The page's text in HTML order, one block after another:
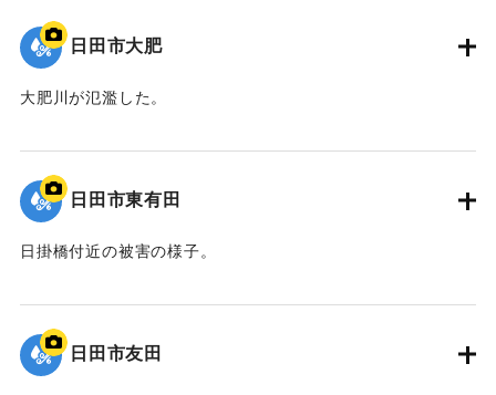
日田市大肥
大肥川が氾濫した。
｜固有コード:01203034
日田市東有田
日掛橋付近の被害の様子。
｜固有コード:01203033
日田市友田